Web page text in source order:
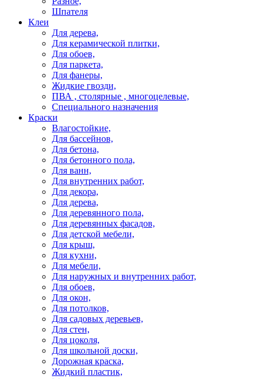
Шпателя
Клеи
Для дерева,
Для керамической плитки,
Для обоев,
Для паркета,
Для фанеры,
Жидкие гвозди,
ПВА , столярные , многоцелевые,
Специального назначения
Краски
Влагостойкие,
Для бассейнов,
Для бетона,
Для бетонного пола,
Для ванн,
Для внутренних работ,
Для декора,
Для дерева,
Для деревянного пола,
Для деревянных фасадов,
Для детской мебели,
Для крыш,
Для кухни,
Для мебели,
Для наружных и внутренних работ,
Для обоев,
Для окон,
Для потолков,
Для садовых деревьев,
Для стен,
Для цоколя,
Для школьной доски,
Дорожная краска,
Жидкий пластик,